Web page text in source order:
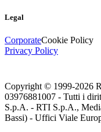
Legal
CorporateCookie Policy
Privacy Policy
Copyright © 1999-2026
03976881007 - Tutti i
S.p.A. - RTI S.p.A.,
Bassi) - Uffici Viale